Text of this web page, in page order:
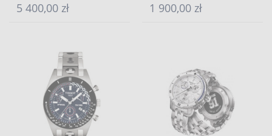
5 400,00 zł 1 900,00 zł